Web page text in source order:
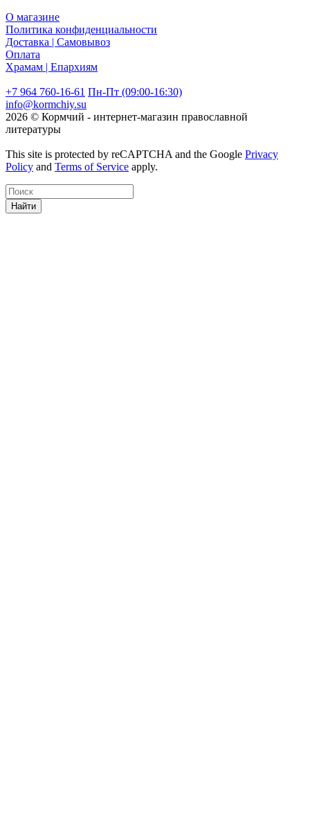
О магазине
Политика конфиденциальности
Доставка | Самовывоз
Оплата
Храмам | Епархиям
+7 964 760-16-61 Пн-Пт (09:00-16:30)
info@kormchiy.su
2026 © Кормчий - интернет-магазин православной
литературы
This site is protected by reCAPTCHA and the Google Privacy
Policy and Terms of Service apply.
Найти